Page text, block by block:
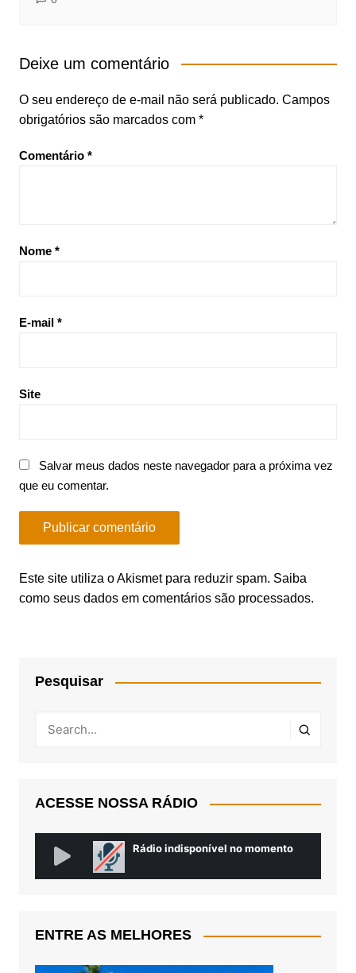
Deixe um comentário
O seu endereço de e-mail não será publicado. Campos
obrigatórios são marcados com *
Comentário *
Nome *
E-mail *
Site
Salvar meus dados neste navegador para a próxima vez
que eu comentar.
Este site utiliza o Akismet para reduzir spam. Saiba
como seus dados em comentários são processados.
Pesquisar
ACESSE NOSSA RÁDIO
ENTRE AS MELHORES